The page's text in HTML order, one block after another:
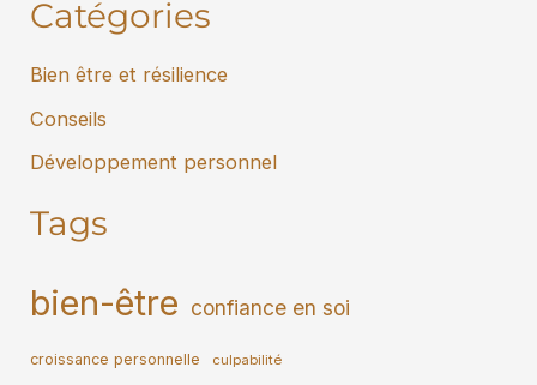
Catégories
Bien être et résilience
Conseils
Développement personnel
Tags
bien-être confiance en soi
croissance personnelle culpabilité